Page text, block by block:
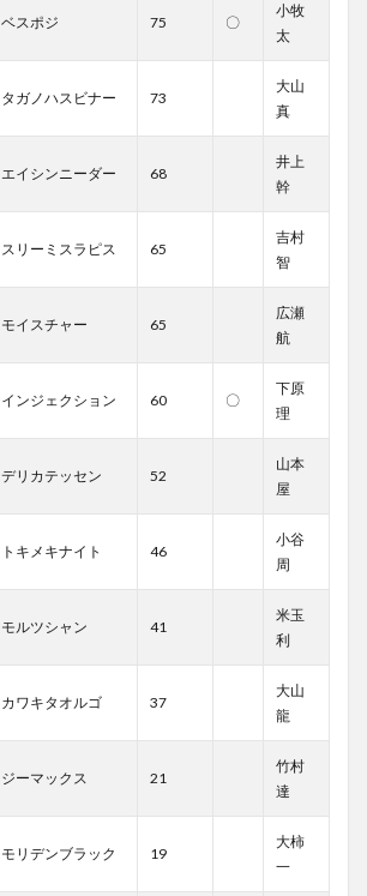
ベスポジ 75 〇
小牧
太
タガノハスビナー 73
大山
真
エイシンニーダー 68
井上
幹
スリーミスラピス 65
吉村
智
モイスチャー 65
広瀬
航
インジェクション 60 〇
下原
理
デリカテッセン 52
山本
屋
トキメキナイト 46
小谷
周
モルツシャン 41
米玉
利
カワキタオルゴ 37
大山
龍
ジーマックス 21
竹村
達
モリデンブラック 19
大柿
一